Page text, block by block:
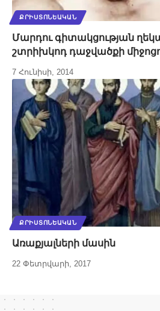
ՔՐԻՍՏՈՆԵԱԿԱՆ
Մարդու գիտակցության
շտրիխկոդ դաջվածքի
7 Հունիսի, 2014
ՔՐԻՍՏՈՆԵԱԿԱՆ
Առաքյալների մասին
22 Փետրվարի, 2017